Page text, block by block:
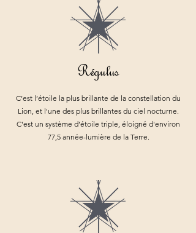
Régulus
C’est l’étoile la plus brillante de la constellation du
Lion, et l'une des plus brillantes du ciel nocturne.
C'est un système d’étoile triple, éloigné d'environ
77,5 année-lumière de la Terre.